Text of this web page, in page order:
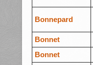
Bonnepard
Bonnet
Bonnet